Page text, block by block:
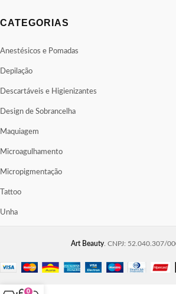
CATEGORIAS
Anestésicos e Pomadas
Depilação
Descartáveis e Higienizantes
Design de Sobrancelha
Maquiagem
Microagulhamento
Micropigmentação
Tattoo
Unha
Art Beauty. CNPJ: 52.040.307/
0